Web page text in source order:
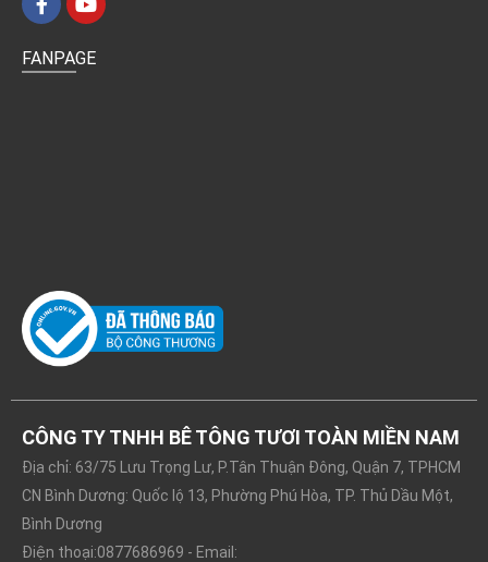
FANPAGE
CÔNG TY TNHH BÊ TÔNG TƯƠI TOÀN MIỀN NAM
Địa chỉ: 63/75 Lưu Trọng Lư, P.Tân Thuận Đông, Quận 7, TPHCM
CN Bình Dương: Quốc lộ 13, Phường Phú Hòa, TP. Thủ Dầu Một,
Bình Dương
Điện thoại:0877686969 - Email: